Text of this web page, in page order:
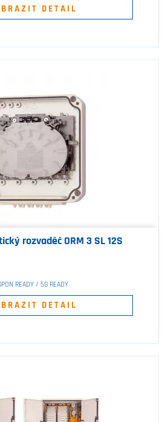
DETAIL
rozvaděč ORM 3 SL 12S
READY / 5G READY
DETAIL